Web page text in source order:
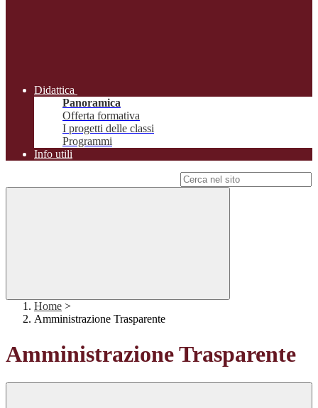
Didattica
Panoramica
Offerta formativa
I progetti delle classi
Programmi
Info utili
Home >
Amministrazione Trasparente
Amministrazione Trasparente